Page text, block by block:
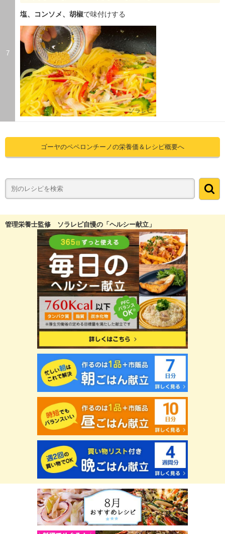
7
塩、コンソメ、胡椒で味付けする
ゴーヤのペペロンチーノの栄養価＆レシピ概要へ
管理栄養士監修 ソラレピ自慢の「ヘルシー献立」